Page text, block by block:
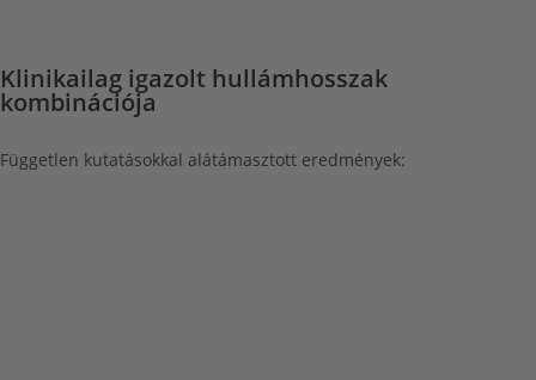
Klinikailag igazolt hullámhosszak
kombinációja
Független kutatásokkal alátámasztott eredmények: